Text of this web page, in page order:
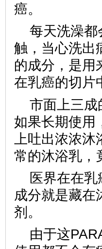
癌。
每天洗澡都
触，当心洗出
的成分，是用
在乳癌的切片
市面上三成
如果长期使用
上吐出浓浓
常的沐浴乳，
医界在在
成分就是藏在
剂。
由于这